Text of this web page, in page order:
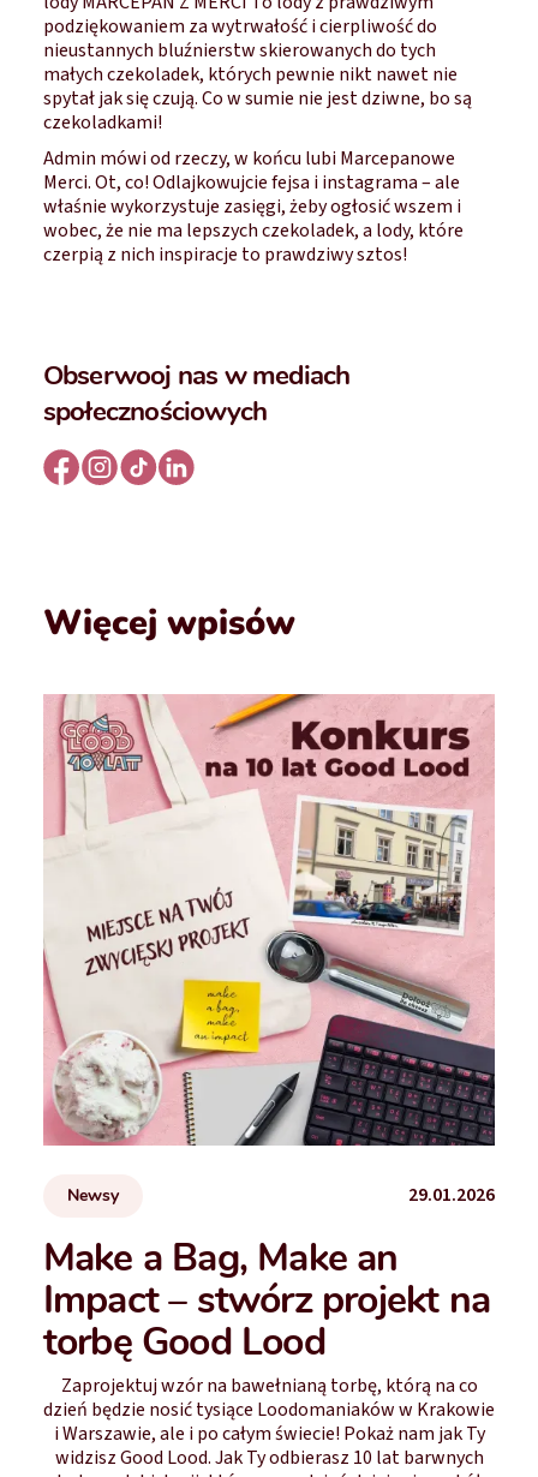
podziękowaniem za wytrwałość i cierpliwość do
nieustannych bluźnierstw skierowanych do tych
małych czekoladek, których pewnie nikt nawet nie
spytał jak się czują. Co w sumie nie jest dziwne, bo są
czekoladkami!
Admin mówi od rzeczy, w końcu lubi Marcepanowe
Merci. Ot, co! Odlajkowujcie fejsa i instagrama – ale
właśnie wykorzystuje zasięgi, żeby ogłosić wszem i
wobec, że nie ma lepszych czekoladek, a lody, które
czerpią z nich inspiracje to prawdziwy sztos!
Obserwooj nas w mediach
społecznościowych
Więcej wpisów
Newsy 29.01.2026
Make a Bag, Make an
Impact – stwórz projekt na
torbę Good Lood
Zaprojektuj wzór na bawełnianą torbę, którą na co
dzień będzie nosić tysiące Loodomaniaków w Krakowie
i Warszawie, ale i po całym świecie! Pokaż nam jak Ty
widzisz Good Lood. Jak Ty odbierasz 10 lat barwnych